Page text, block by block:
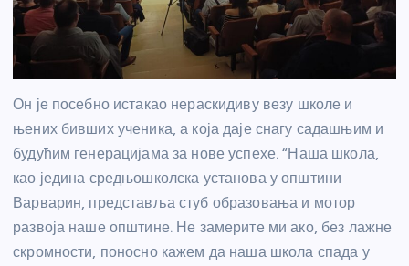
Он је посебно истакао нераскидиву везу школе и
њених бивших ученика, а која даје снагу садашњим и
будућим генерацијама за нове успехе. “Наша школа,
као једина средњошколска установа у општини
Варварин, представља стуб образовања и мотор
развоја наше општине. Не замерите ми ако, без лажне
скромности, поносно кажем да наша школа спада у